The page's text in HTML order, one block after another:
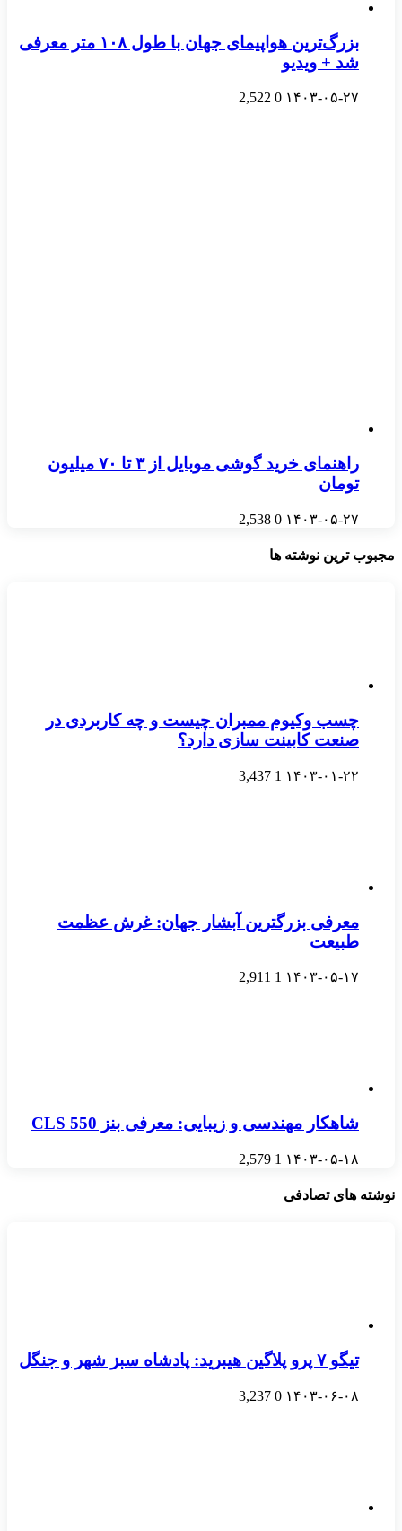
بزرگ‌ترین هواپیمای جهان با طول ۱۰۸ متر معرفی
شد + ویدیو
۱۴۰۳-۰۵-۲۷ 0
2,522
راهنمای خرید گوشی موبایل از ٣ تا ۷۰ میلیون
تومان
۱۴۰۳-۰۵-۲۷ 0
2,538
مجبوب ترین نوشته ها
چسب وکیوم ممبران چیست و چه کاربردی در
صنعت کابینت سازی دارد؟
۱۴۰۳-۰۱-۲۲ 1
3,437
معرفی بزرگترین آبشار جهان: غرش عظمت
طبیعت
۱۴۰۳-۰۵-۱۷ 1
2,911
شاهکار مهندسی و زیبایی: معرفی بنز CLS 550
۱۴۰۳-۰۵-۱۸ 1
2,579
نوشته های تصادفی
تیگو ۷ پرو پلاگین هیبرید: پادشاه سبز شهر و جنگل
۱۴۰۳-۰۶-۰۸ 0
3,237